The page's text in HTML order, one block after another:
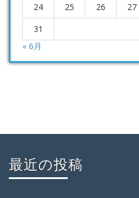
24
25 26 27
31
« 6月
最近の投稿